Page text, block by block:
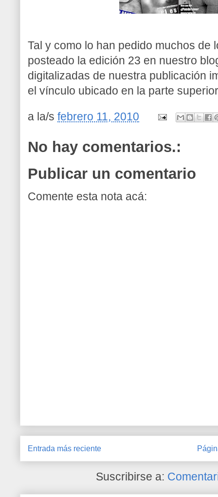
Tal y como lo han pedido muchos de
posteado la edición 23 en nuestro
digitalizadas de nuestra publicación
el vínculo ubicado en la parte
a la/s febrero 11, 2010
No hay comentarios.:
Publicar un comentario
Comente esta nota acá:
Entrada más reciente
Suscribirse a: